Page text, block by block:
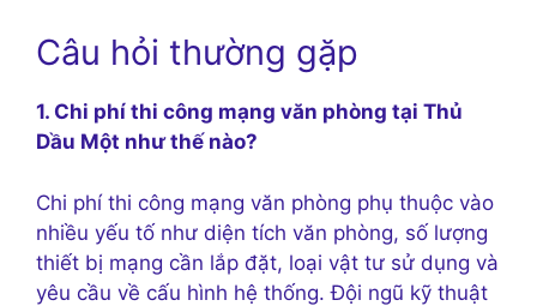
Câu hỏi thường gặp
1. Chi phí thi công mạng văn phòng tại Thủ
Dầu Một như thế nào?
Chi phí thi công mạng văn phòng phụ thuộc vào
nhiều yếu tố như diện tích văn phòng, số lượng
thiết bị mạng cần lắp đặt, loại vật tư sử dụng và
yêu cầu về cấu hình hệ thống. Đội ngũ kỹ thuật